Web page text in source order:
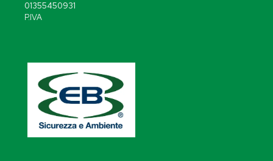
01355450931
P.IVA